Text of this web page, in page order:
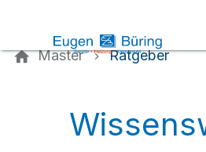
Master Ratgeber